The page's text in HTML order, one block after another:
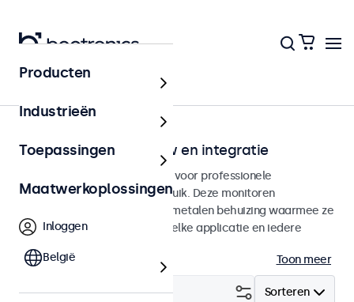
Home
Monitoren voor inbouw en integratie
Inbouw monitoren ontworpen voor professionele
toepassingen en continu gebruik. Deze monitoren
beschikken over een stevige metalen behuizing waarmee ze
naadloos te integreren zijn in elke applicatie en iedere
Toon meer
Sorteren
Filter (19)
Producten
Industrieën
Toepassingen
Maatwerkoplossingen
Inloggen
België